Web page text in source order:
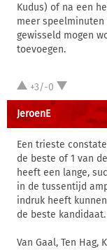
Kudus) of na een
meer
gewisseld mogen
toevoegen.
+3/-0
JeroenE
Een trieste
de beste of 1 van
heeft een lange,
in de tussentijd
indruk heeft
de beste kandidaat.
Van Gaal, Ten Hag,